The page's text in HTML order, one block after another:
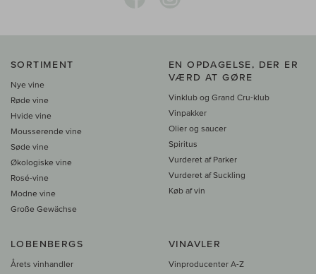
SORTIMENT
Nye vine
Røde vine
Hvide vine
Mousserende vine
Søde vine
Økologiske vine
Rosé-vine
Modne vine
Große Gewächse
EN OPDAGELSE, DER ER
VÆRD AT GØRE
Vinklub og Grand Cru-klub
Vinpakker
Olier og saucer
Spiritus
Vurderet af Parker
Vurderet af Suckling
Køb af vin
LOBENBERGS
Årets vinhandler
VINAVLER
Vinproducenter A-Z